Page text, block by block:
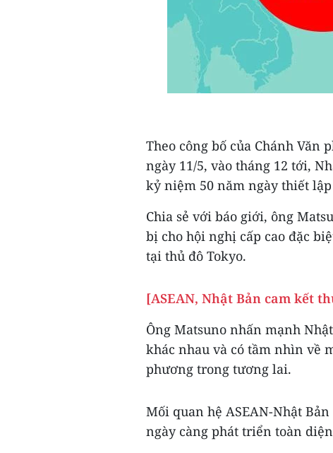
Theo công bố của Chánh Văn
ngày 11/5, vào tháng 12 tới,
kỷ niệm 50 năm ngày thiết
Chia sẻ với báo giới, ông
bị cho hội nghị cấp cao đặc
tại thủ đô Tokyo.
[ASEAN, Nhật Bản cam kết
Ông Matsuno nhấn mạnh
khác nhau và có tầm nhìn về
phương trong tương lai.
Mối quan hệ ASEAN-Nhật
ngày càng phát triển toàn